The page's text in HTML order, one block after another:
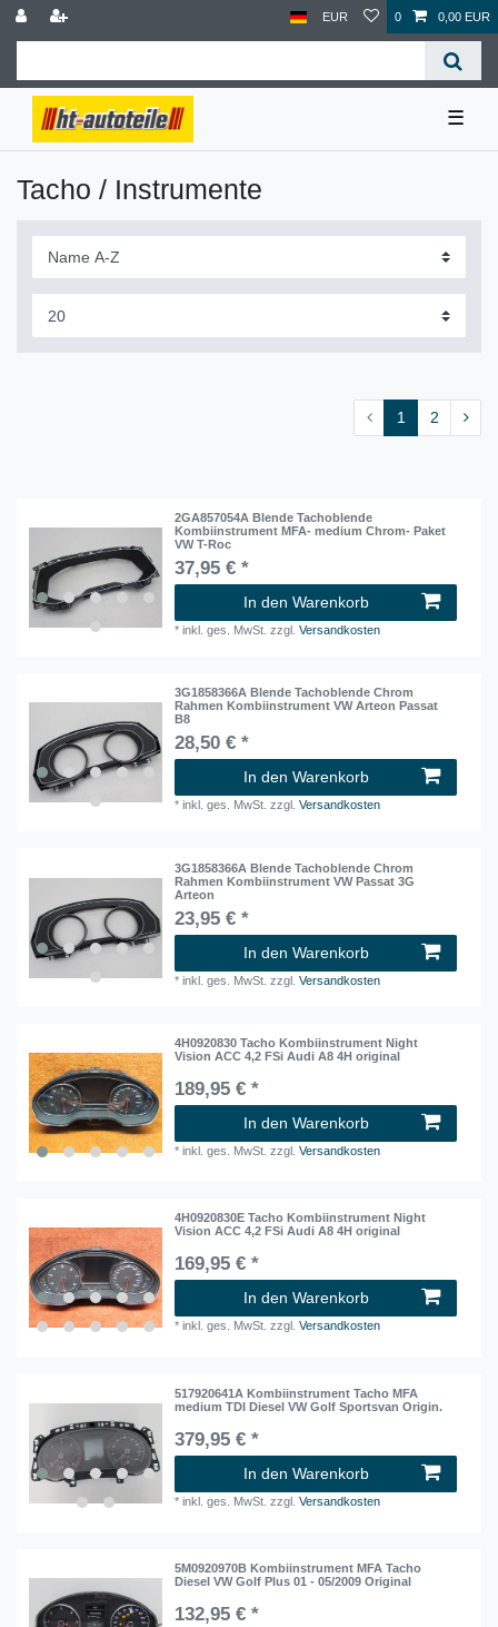
EUR 0 0,00 EUR
☰
Tacho / Instrumente
1 2
2GA857054A Blende Tachoblende
Kombiinstrument MFA- medium Chrom- Paket
VW T-Roc
37,95 € *
In den Warenkorb
*inkl. ges. MwSt. zzgl.Versandkosten
3G1858366A Blende Tachoblende Chrom
Rahmen Kombiinstrument VW Arteon Passat
B8
28,50 € *
In den Warenkorb
*inkl. ges. MwSt. zzgl.Versandkosten
3G1858366A Blende Tachoblende Chrom
Rahmen Kombiinstrument VW Passat 3G
Arteon
23,95 € *
In den Warenkorb
*inkl. ges. MwSt. zzgl.Versandkosten
4H0920830 Tacho Kombiinstrument Night
Vision ACC 4,2 FSi Audi A8 4H original
189,95 € *
In den Warenkorb
*inkl. ges. MwSt. zzgl.Versandkosten
4H0920830E Tacho Kombiinstrument Night
Vision ACC 4,2 FSi Audi A8 4H original
169,95 € *
In den Warenkorb
*inkl. ges. MwSt. zzgl.Versandkosten
517920641A Kombiinstrument Tacho MFA
medium TDI Diesel VW Golf Sportsvan Origin.
379,95 € *
In den Warenkorb
*inkl. ges. MwSt. zzgl.Versandkosten
5M0920970B Kombiinstrument MFA Tacho
Diesel VW Golf Plus 01 - 05/2009 Original
132,95 € *